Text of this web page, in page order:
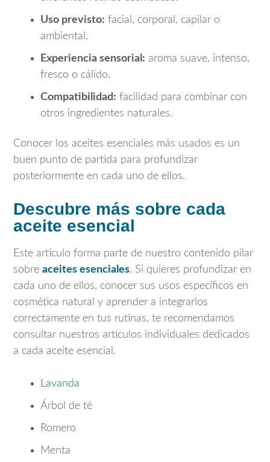
Uso previsto: facial, corporal, capilar o
ambiental.
Experiencia sensorial: aroma suave, intenso,
fresco o cálido.
Compatibilidad: facilidad para combinar con
otros ingredientes naturales.
Conocer los aceites esenciales más usados es un
buen punto de partida para profundizar
posteriormente en cada uno de ellos.
Descubre más sobre cada
aceite esencial
Este artículo forma parte de nuestro contenido pilar
sobre aceites esenciales. Si quieres profundizar en
cada uno de ellos, conocer sus usos específicos en
cosmética natural y aprender a integrarlos
correctamente en tus rutinas, te recomendamos
consultar nuestros artículos individuales dedicados
a cada aceite esencial.
Lavanda
Árbol de té
Romero
Menta